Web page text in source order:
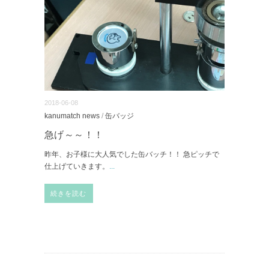
2018-06-08
kanumatch news / 缶バッジ
急げ～～！！
昨年、お子様に大人気でした缶バッチ！！ 急ピッチで
仕上げていきます。 ...
続きを読む